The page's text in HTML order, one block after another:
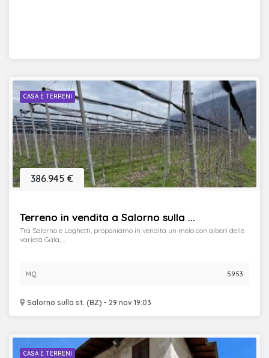
CASA E TERRENI
Terreno in vendita a Salorno sulla ...
Salorno sulla st. (BZ) - 29 nov 19:03
386.945 €
Tra Salorno e Laghetti, proponiamo in vendita un melo con alberi delle
varietà Gala, ...
MQ. 5953
CASA E TERRENI